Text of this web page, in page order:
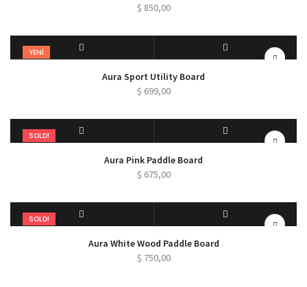
$ 850,00
YENI
Aura Sport Utility Board
$ 699,00
SOLD!
DEVAMINI OKUAura Pink Paddle Board
$ 675,00
SOLD!
DEVAMINI OKU
QUICK VIEW
Aura White Wood Paddle Board
$ 750,00